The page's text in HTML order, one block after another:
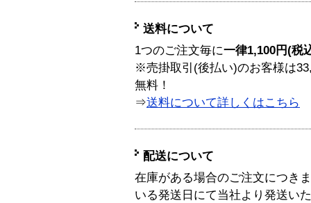
送料について
1つのご注文毎に一律1,100円(税
※売掛取引(後払い)のお客様は
無料！
⇒送料について詳しくはこちら
配送について
在庫がある場合のご注文につき
いる発送日にて当社より発送い